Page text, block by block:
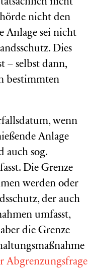
nicht
nicht den
Anlage sei nicht
Dies
– selbst dann,
bestimmten
wenn
Anlage
auch sog.
Die Grenze
werden oder
der auch
umfasst,
die Grenze
Abgrenzungsfrage